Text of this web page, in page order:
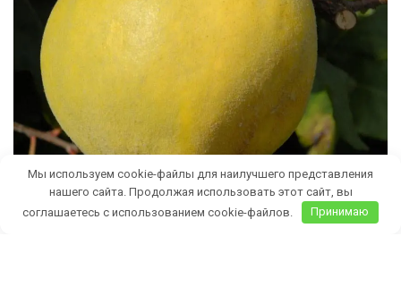
Мы используем cookie-файлы для наилучшего представления
нашего сайта. Продолжая использовать этот сайт, вы
соглашаетесь с использованием cookie-файлов.
Принимаю